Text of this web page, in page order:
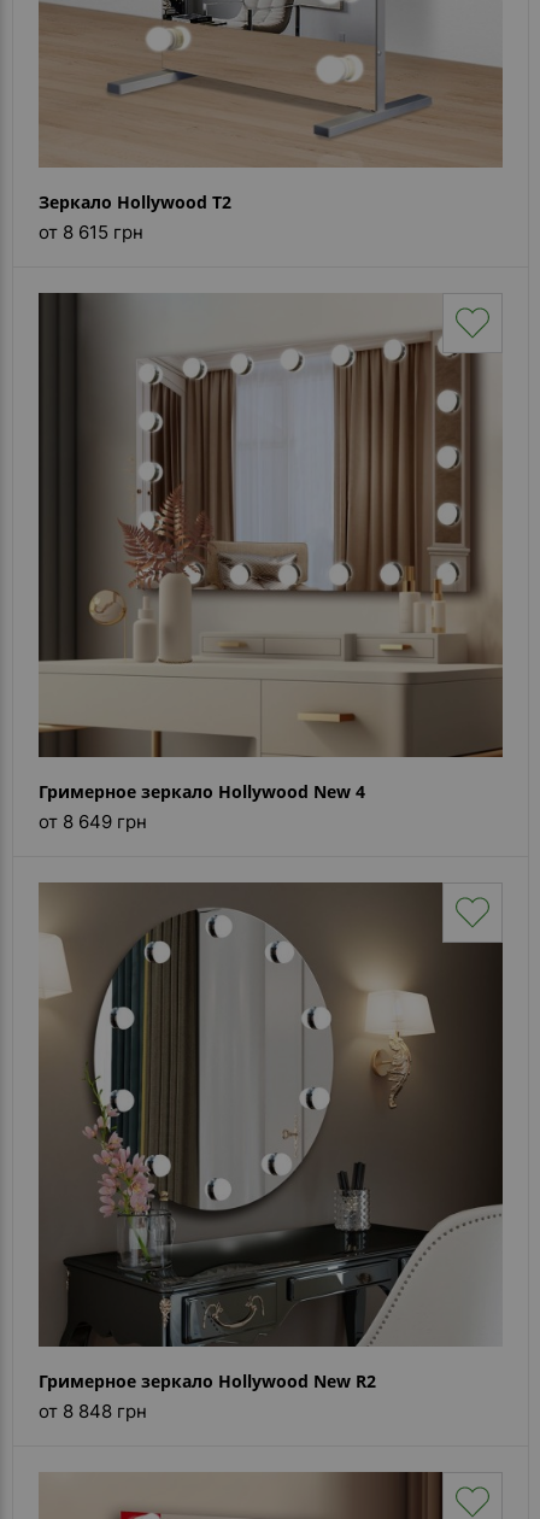
Зеркало Hollywood T2
от 8 615 грн
Гримерное зеркало Hollywood New 4
от 8 649 грн
Гримерное зеркало Hollywood New R2
от 8 848 грн